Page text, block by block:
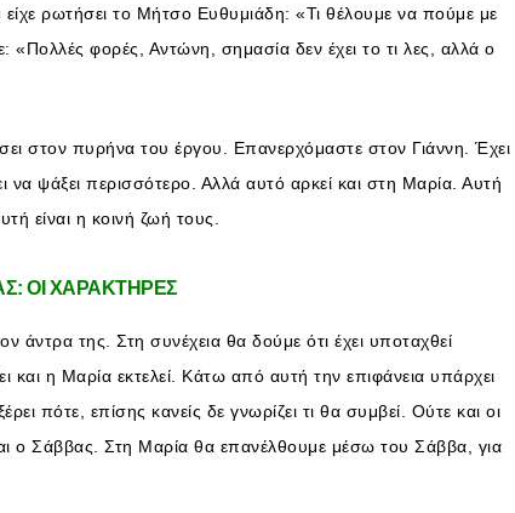
ρωτήσει το Μήτσο Ευθυμιάδη: «Τι θέλουμε να πούμε με
φορές, Αντώνη, σημασία δεν έχει το τι λες, αλλά ο
στον πυρήνα του έργου. Επανερχόμαστε στον Γιάννη. Έχει
να ψάξει περισσότερο. Αλλά αυτό αρκεί και στη Μαρία. Αυτή
είναι η κοινή ζωή τους.
ΟΙ ΧΑΡΑΚΤΗΡΕΣ
άντρα της. Στη συνέχεια θα δούμε ότι έχει υποταχθεί
η Μαρία εκτελεί. Κάτω από αυτή την επιφάνεια υπάρχει
πότε, επίσης κανείς δε γνωρίζει τι θα συμβεί. Ούτε και οι
ο Σάββας. Στη Μαρία θα επανέλθουμε μέσω του Σάββα, για